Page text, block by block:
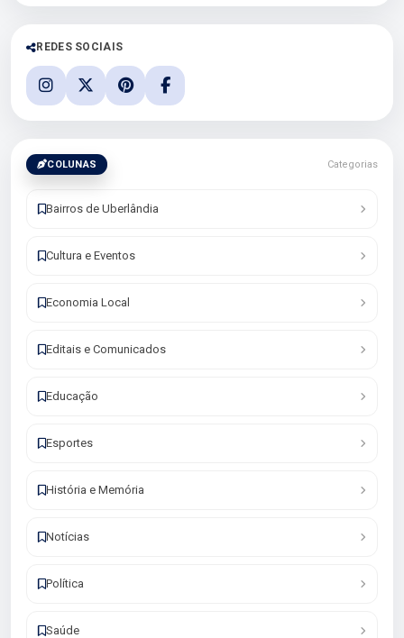
REDES SOCIAIS
COLUNAS Categorias
Bairros de Uberlândia
Cultura e Eventos
Economia Local
Editais e Comunicados
Educação
Esportes
História e Memória
Notícias
Política
Saúde